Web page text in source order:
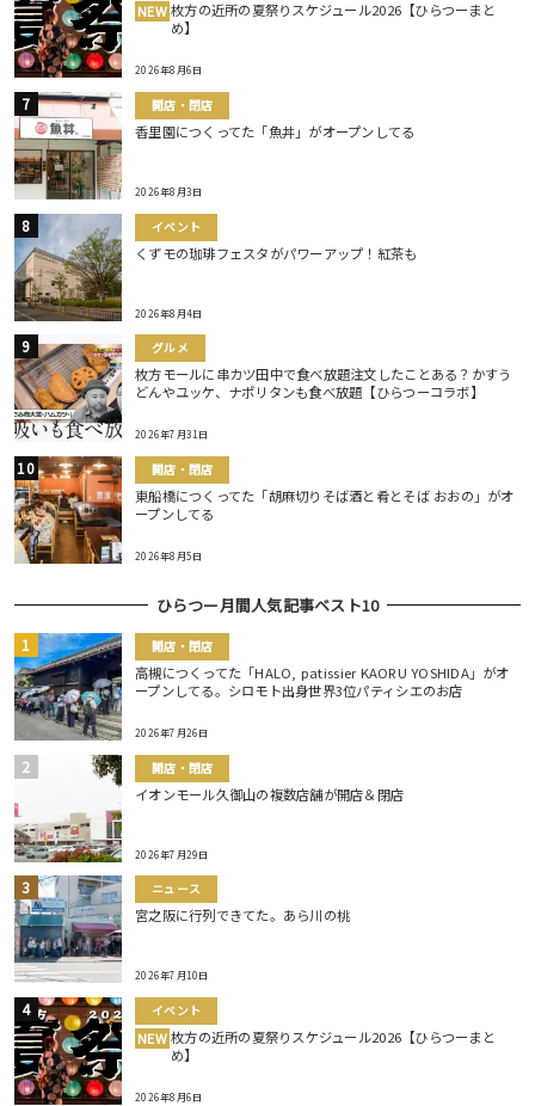
NEW 枚方の近所の夏祭りスケジュール2026【ひらつーまと
め】
2026年8月6日
開店・閉店
香里園につくってた「魚丼」がオープンしてる
2026年8月3日
イベント
くずモの珈琲フェスタがパワーアップ！紅茶も
2026年8月4日
グルメ
枚方モールに串カツ田中で食べ放題注文したことある？かすう
どんやユッケ、ナポリタンも食べ放題【ひらつーコラボ】
2026年7月31日
開店・閉店
東船橋につくってた「胡麻切りそば酒と肴とそば おおの」がオ
ープンしてる
2026年8月5日
ひらつー月間人気記事ベスト10
開店・閉店
高槻につくってた「HALO, patissier KAORU YOSHIDA」がオ
ープンしてる。シロモト出身世界3位パティシエのお店
2026年7月26日
開店・閉店
イオンモール久御山の複数店舗が開店＆閉店
2026年7月29日
ニュース
宮之阪に行列できてた。あら川の桃
2026年7月10日
イベント
NEW 枚方の近所の夏祭りスケジュール2026【ひらつーまと
め】
2026年8月6日